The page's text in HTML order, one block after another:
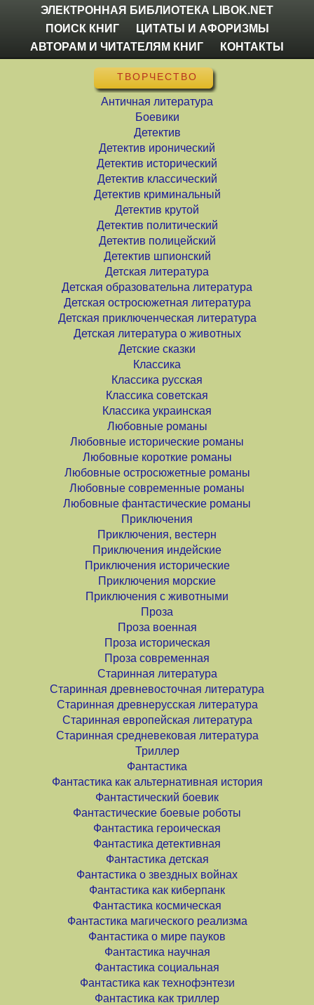
ЭЛЕКТРОННАЯ БИБЛИОТЕКА LIBOK.NET
ПОИСК КНИГ
ЦИТАТЫ И АФОРИЗМЫ
АВТОРАМ И ЧИТАТЕЛЯМ КНИГ
КОНТАКТЫ
ТВОРЧЕСТВО
Античная литература
Боевики
Детектив
Детектив иронический
Детектив исторический
Детектив классический
Детектив криминальный
Детектив крутой
Детектив политический
Детектив полицейский
Детектив шпионский
Детская литература
Детская образовательна литература
Детская остросюжетная литература
Детская приключенческая литература
Детская литература о животных
Детские сказки
Классика
Классика русская
Классика советская
Классика украинская
Любовные романы
Любовные исторические романы
Любовные короткие романы
Любовные остросюжетные романы
Любовные современные романы
Любовные фантастические романы
Приключения
Приключения, вестерн
Приключения индейские
Приключения исторические
Приключения морские
Приключения с животными
Проза
Проза военная
Проза историческая
Проза современная
Старинная литература
Старинная древневосточная литература
Старинная древнерусская литература
Старинная европейская литература
Старинная средневековая литература
Триллер
Фантастика
Фантастика как альтернативная история
Фантастический боевик
Фантастические боевые роботы
Фантастика героическая
Фантастика детективная
Фантастика детская
Фантастика о звездных войнах
Фантастика как киберпанк
Фантастика космическая
Фантастика магического реализма
Фантастика о мире пауков
Фантастика научная
Фантастика социальная
Фантастика как технофэнтези
Фантастика как триллер